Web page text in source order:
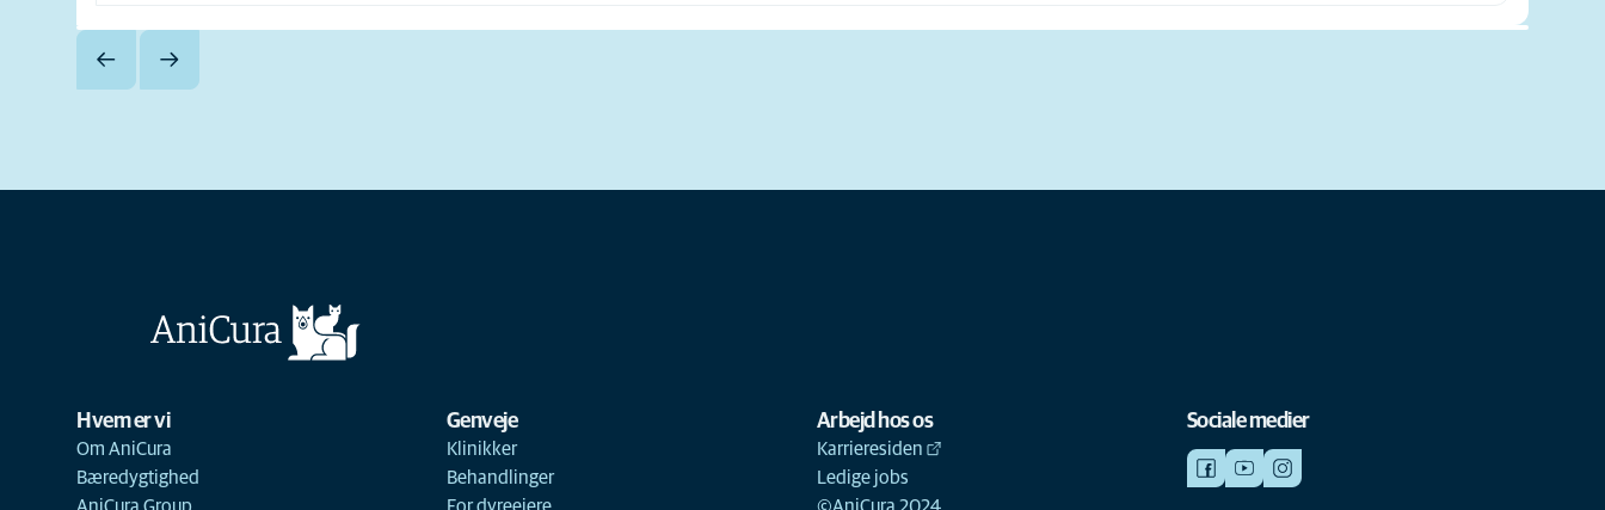
Hvem er vi
Om AniCura
Bæredygtighed
AniCura Group
Genveje
Klinikker
Behandlinger
For dyreejere
Arbejd hos os
Karrieresiden
Ledige jobs
©AniCura 2024
Sociale medier